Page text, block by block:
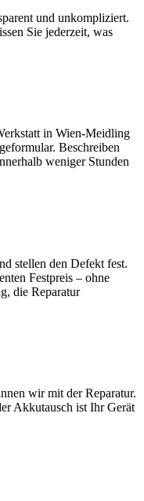
und unkompliziert.
Sie jederzeit, was
in Wien-Meidling
Beschreiben
weniger Stunden
stellen den Defekt fest.
Festpreis – ohne
die Reparatur
wir mit der Reparatur.
Akkutausch ist Ihr Gerät